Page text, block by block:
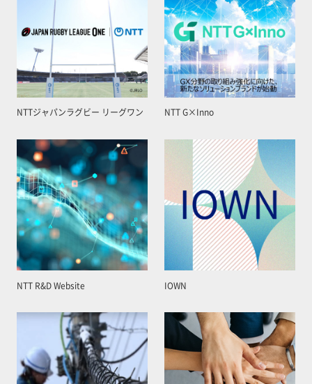
NTTジャパンラグビー リーグワン NTT G×Inno
NTT R&D Website IOWN